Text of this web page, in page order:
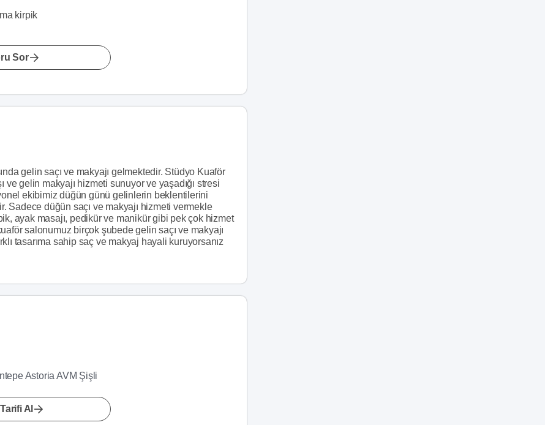
kirpik
Sor
gelin saçı ve makyajı gelmektedir. Stüdyo Kuaför
gelin makyajı hizmeti sunuyor ve yaşadığı stresi
ekibimiz düğün günü gelinlerin beklentilerini
Sadece düğün saçı ve makyajı hizmeti vermekle
ayak masajı, pedikür ve manikür gibi pek çok hizmet
salonumuz birçok şubede gelin saçı ve makyajı
tasarıma sahip saç ve makyaj hayali kuruyorsanız
Astoria AVM Şişli
Al